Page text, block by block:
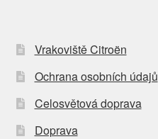
Vrakoviště Citroën
Ochrana osobních údajů
Celosvětová doprava
Doprava